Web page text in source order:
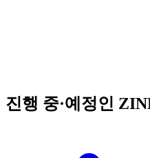
진행 중·예정인